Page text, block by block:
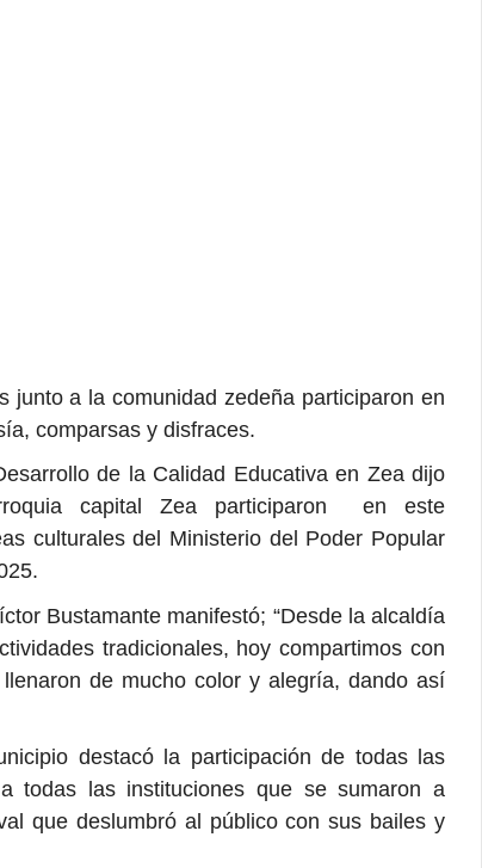
junto a la comunidad zedeña participaron en
comparsas y disfraces.
de la Calidad Educativa en Zea dijo
capital Zea participaron en este
culturales del Ministerio del Poder Popular
Bustamante manifestó; “Desde la alcaldía
tradicionales, hoy compartimos con
de mucho color y alegría, dando así
destacó la participación de todas las
todas las instituciones que se sumaron a
que deslumbró al público con sus bailes y